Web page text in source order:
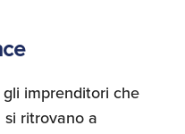
imprenditori che
ritrovano a